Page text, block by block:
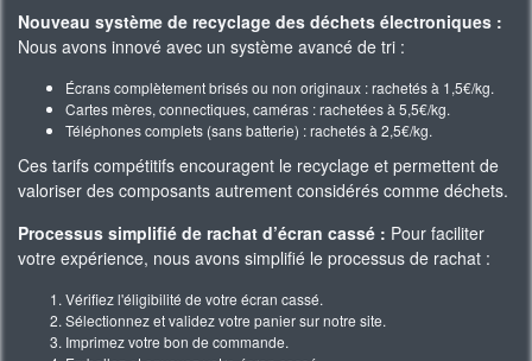
Nouveau système de recyclage des déchets électroniques :
Nous avons innové avec un système avancé de tri :
Écrans complètement brisés ou non originaux : rachetés à 1,5€/kg.
Cartes mères, connectiques, caméras : rachetées à 5,5€/kg.
Téléphones complets (sans batterie) : rachetés à 2,5€/kg.
Ces tarifs compétitifs encouragent le recyclage et permettent de
valoriser des composants autrement considérés comme déchets.
Processus simplifié de rachat d’écran cassé : Pour faciliter
votre expérience, nous avons simplifié le processus de rachat :
Vérifiez l'éligibilité de votre écran cassé.
Sélectionnez et validez votre panier sur notre site.
Imprimez votre bon de commande.